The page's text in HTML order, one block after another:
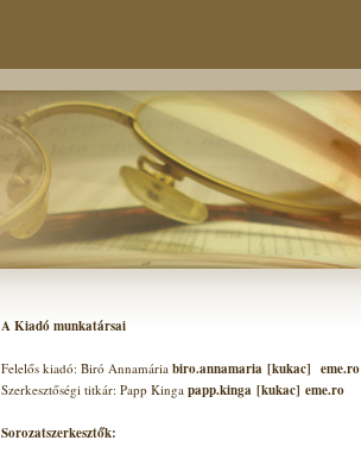
A Kiadó munkatársai
Felelős kiadó: Biró Annamária biro.annamaria [kukac] eme.ro
Szerkesztőségi titkár: Papp Kinga papp.kinga [kukac] eme.ro
Sorozatszerkesztők: